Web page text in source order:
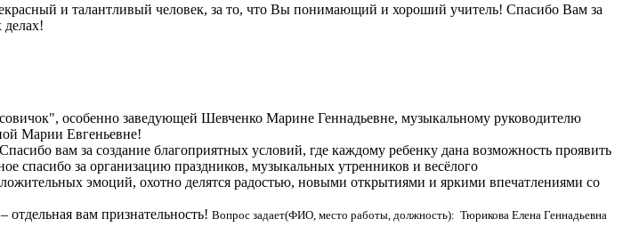
и талантливый человек, за то, что Вы понимающий и хороший учитель! Спасибо Вам за
делах!
особенно заведующей Шевченко Марине Геннадьевне, музыкальному руководителю
Марии Евгеньевне!
вам за создание благоприятных условий, где каждому ребенку дана возможность проявить
спасибо за организацию праздников, музыкальных утренников и весёлого
эмоций, охотно делятся радостью, новыми открытиями и яркими впечатлениями со
отдельная вам признательность! Вопрос задает(ФИО, место работы, должность): Тюрикова Елена Геннадьевна